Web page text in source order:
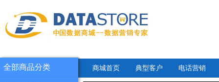
商城首页 典型客户 电话营销
全部商品分类